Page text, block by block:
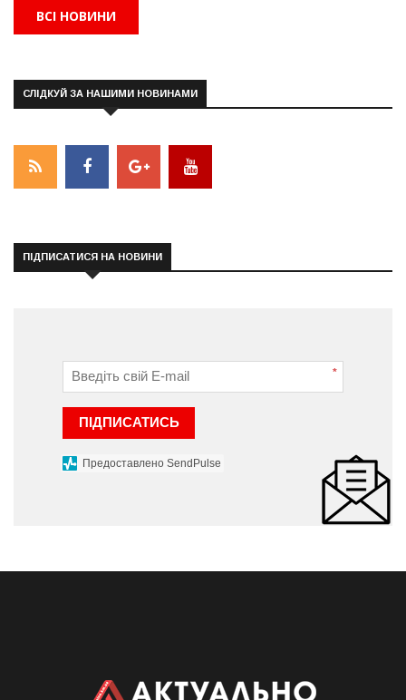
ВСІ НОВИНИ
СЛІДКУЙ ЗА НАШИМИ НОВИНАМИ
ПІДПИСАТИСЯ НА НОВИНИ
*
ПІДПИСАТИСЬ
Предоставлено SendPulse